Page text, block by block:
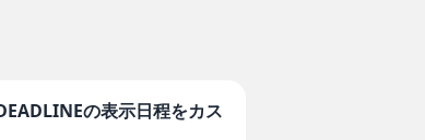
の表示日程をカス